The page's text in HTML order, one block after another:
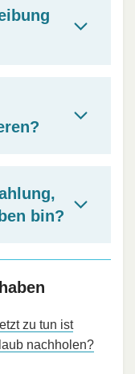
bin?
zu tun ist
nachholen?